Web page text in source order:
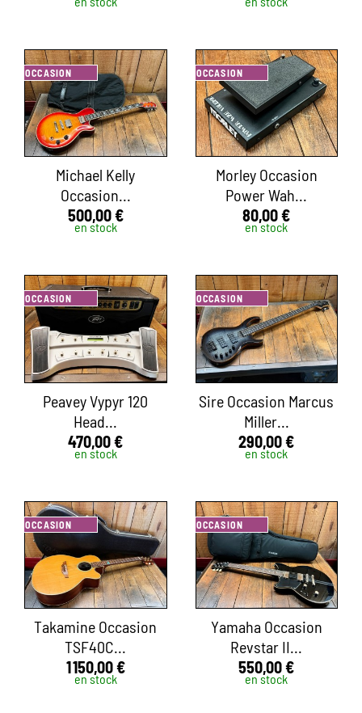
OCCASION
Michael Kelly
Occasion...
500,00 €
en stock
OCCASION
Morley Occasion
Power Wah...
80,00 €
en stock
OCCASION
Peavey Vypyr 120
Head...
470,00 €
en stock
OCCASION
Sire Occasion Marcus
Miller...
290,00 €
en stock
OCCASION
Takamine Occasion
TSF40C...
1 150,00 €
en stock
OCCASION
Yamaha Occasion
Revstar II...
550,00 €
en stock